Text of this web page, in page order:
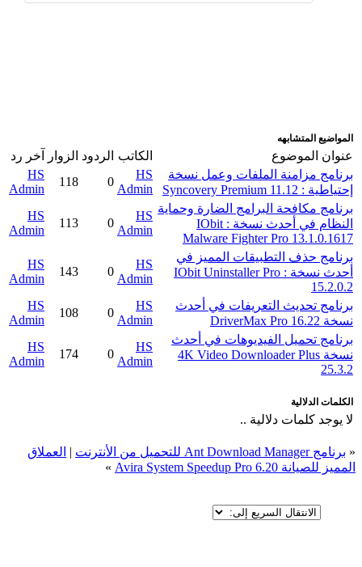
المواضيع المتشابهه
عنوان الموضوع الكاتب الردود الزوار
آخر رد
برنامج مزامنة الملفات وعمل نسخة
إحتياطية : Syncovery Premium 11.12
HS
Admin
0
118
HS
Admin
برنامج مكافحة البرامج الضارة وحماية
النظام في أحدث نسخة : IObit
Malware Fighter Pro 13.1.0.1617
HS
Admin
0
113
HS
Admin
برنامج حذف التطبيقات المميز في
أحدث نسخة : IObit Uninstaller Pro
15.2.0.2
HS
Admin
0
143
HS
Admin
برنامج تحديث التعريفات في أحدث
نسخة DriverMax Pro 16.22
HS
Admin
0
108
HS
Admin
برنامج تحميل الفيديوهات في أحدث
نسخة 4K Video Downloader Plus
25.3.2
HS
Admin
0
174
HS
Admin
الكلمات الدلالية
لا يوجد كلمات دلالية ..
« برنامج Ant Download Manager للتحميل من الأنترنت | العملاق
المميز للصيانة Avira System Speedup Pro 6.20
»